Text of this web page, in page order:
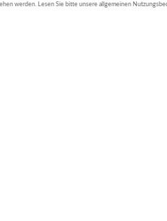
werden. Lesen Sie bitte unsere allgemeinen